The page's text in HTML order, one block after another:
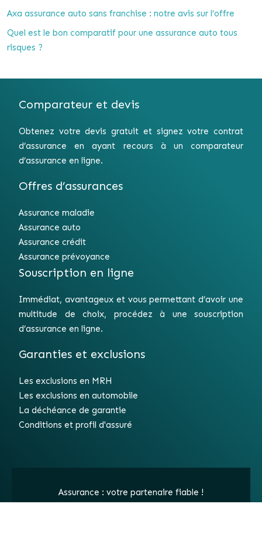
Axa assurance auto sans franchise : notre avis sur l’offre
Quel est le bon comparatif pour une assurance auto tous
risques ?
Comparateur et devis
Obtenez votre devis gratuit et signez votre contrat
d’assurance en ayant recours à un comparateur
d’assurance en ligne.
Offres d’assurances
Assurance maladie
Assurance auto
Assurance crédit
Assurance prévoyance
Souscription en ligne
Immédiat, avantageux et vous permettant d’avoir une
multitude de choix, procédez à une souscription
d’assurance en ligne.
Garanties et exclusions
Les exclusions en MRH
Les exclusions en automobile
La déchéance de garantie
Conditions et profil d'assuré
Assurance : votre partenaire fiable !